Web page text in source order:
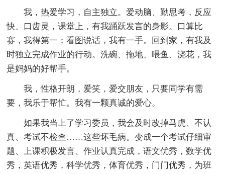
我，热爱学习，自主独立。爱动脑、勤思考，反应
快、口齿灵，课堂上，有我踊跃发言的身影。口算比
赛，我得第一；看图说话，我有一手。回到家，有我及
时独立完成作业的行动。洗碗、拖地、喂鱼、浇花，我
是妈妈的好帮手。
我，性格开朗，爱笑，爱交朋友，只要同学有需
要，我乐于帮忙。我有一颗真诚的爱心。
如果我当上了学习委员，我会及时改掉马虎、不认
真、考试不检查……这些坏毛病。变成一个考试仔细审
题、上课积极发言、作业认真完成，语文优秀，数学优
秀，英语优秀，科学优秀，体育优秀，门门优秀，为班